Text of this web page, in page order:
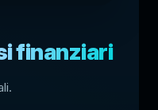
finanziari